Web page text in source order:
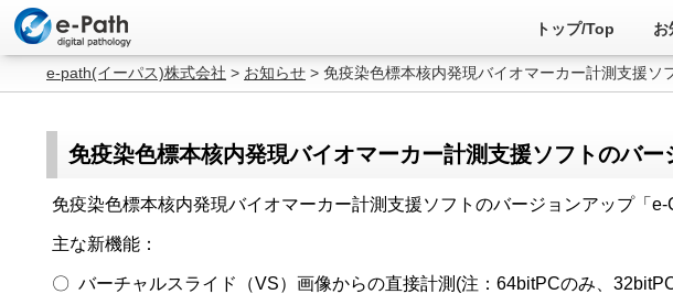
トップ/Top お
e-path(イーパス)株式会社 > お知らせ > 免疫染色標本核内発現バイオマーカー計測支援
免疫染色標本核内発現バイオマーカー計測支援ソフトのバ
免疫染色標本核内発現バイオマーカー計測支援ソフトのバージョンアップ「e-
主な新機能：
〇 バーチャルスライド（VS）画像からの直接計測(注：64bitPCのみ、32bitPC